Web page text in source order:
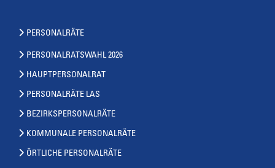
PERSONALRÄTE
PERSONALRATSWAHL 2026
HAUPTPERSONALRAT
PERSONALRÄTE LAS
BEZIRKSPERSONALRÄTE
KOMMUNALE PERSONALRÄTE
ÖRTLICHE PERSONALRÄTE